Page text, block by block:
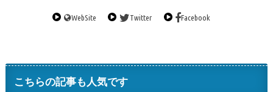
WebSite Twitter Facebook
こちらの記事も人気です